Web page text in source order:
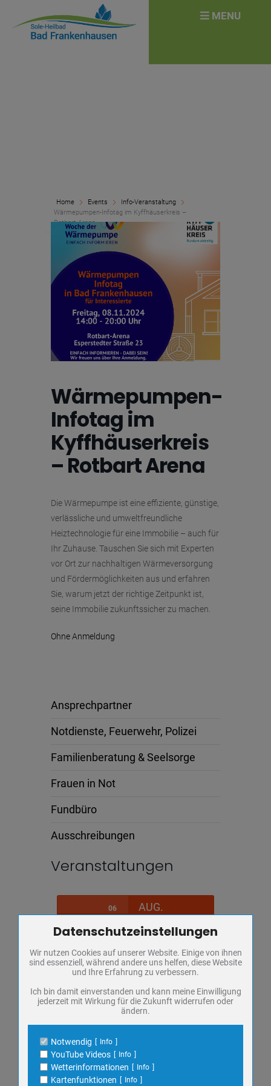
Home Events
Info-Veranstaltung
Wärmepumpen-Infotag im Kyffhäuserkreis –
Rotbart Arena
Wärmepumpen-
Infotag im
Kyffhäuserkreis
– Rotbart Arena
Die Wärmepumpe ist eine effiziente, günstige,
verlässliche und umweltfreundliche
Heiztechnologie für eine Immobilie – auch für
Ihr Zuhause. Tauschen Sie sich mit Experten
vor Ort zur nachhaltigen Wärmeversorgung
und Fördermöglichkeiten aus und erfahren
Sie, warum jetzt der richtige Zeitpunkt ist,
seine Immobilie zukunftssicher zu machen.
Ohne Anmeldung
Ansprechpartner
Notdienste, Feuerwehr, Polizei
Familienberatung & Seelsorge
Frauen in Not
Fundbüro
Ausschreibungen
Veranstaltungen
06 AUG.
SONDERAUSSTELLUNG: JUSTUS
FRIEDRICH WILHELM ZACHARIÄ
Donnerstag,Regionalmuseum
KULTUR
SONDERAUSSTELLUNG
VORTRAG
for:
Zum Betrieb der Seite notwendige Cookies / Drittanbieter:
Name
PHP Session Cookie
Anbieter
Eigentümer dieser Website
Schutz
Cookie Name
PHPSESSID, fe_typo_user
Name
Cookiespeicherung Entscheidungscookie
Anbieter
Eigentümer dieser Website
Zweck
Speichert die Einstellungen der Besucher
Datenschutzeinstellungen
Wir nutzen Cookies auf unserer Website. Einige von ihnen
sind essenziell, während andere uns helfen, diese Website
und Ihre Erfahrung zu verbessern.
Ich bin damit einverstanden und kann meine Einwilligung
jederzeit mit Wirkung für die Zukunft widerrufen oder
ändern.
Notwendig Info
YouTube Videos Info
Wetterinformationen Info
Kartenfunktionen Info